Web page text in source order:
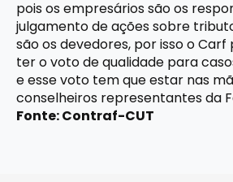
pois os empresários são os
julgamento de ações sobre
são os devedores, por isso o
ter o voto de qualidade para
e esse voto tem que estar nas
conselheiros representantes da
Fonte: Contraf-CUT